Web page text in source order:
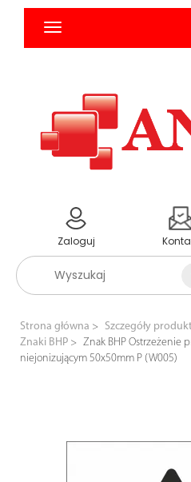
Zaloguj
Strona główna Szczegóły
Znaki BHP
Znak BHP Ostrzeżenie
niejonizującym 50x50mm P (W005)